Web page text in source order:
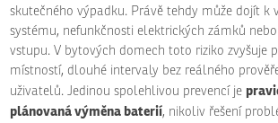
skutečného výpadku. Právě tehdy může dojít k
systému, nefunkčnosti elektrických zámků
vstupu. V bytových domech toto riziko zvyšuje
místností, dlouhé intervaly bez reálného
uživatelů. Jedinou spolehlivou prevencí je
plánovaná výměna baterií, nikoliv řešení